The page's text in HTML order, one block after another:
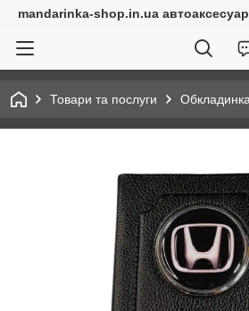
mandarinka-shop.in.ua
Товари та послуги